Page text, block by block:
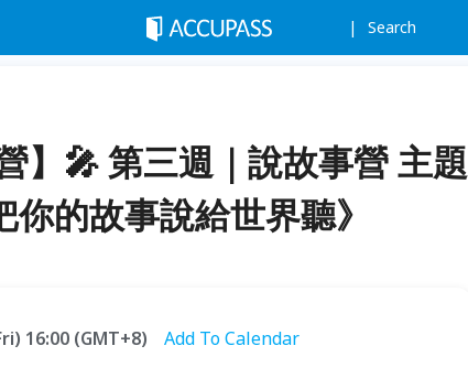
Search
】🎤 第三週｜說故事營 主題
你的故事說給世界聽》
16:00 (GMT+8)
Add To Calendar